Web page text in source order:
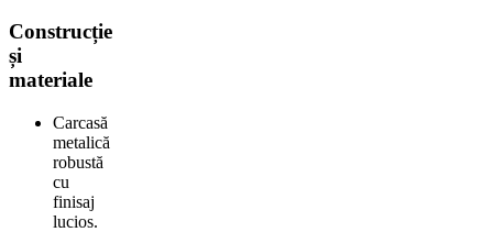
Construcție
și
materiale
Carcasă
metalică
robustă
cu
finisaj
lucios.